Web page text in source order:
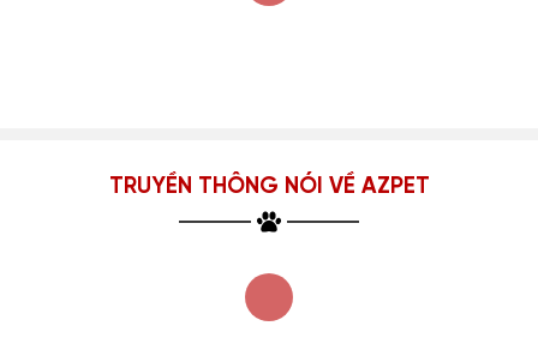
TRUYỀN THÔNG NÓI VỀ AZPET